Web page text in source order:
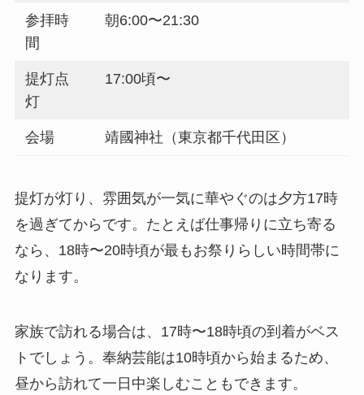
参拝時
間
朝6:00〜21:30
提灯点
灯
17:00頃〜
会場 靖國神社（東京都千代田区）
提灯が灯り、雰囲気が一気に華やぐのは夕方17時
を過ぎてからです。たとえば仕事帰りに立ち寄る
なら、18時〜20時頃が最もお祭りらしい時間帯に
なります。
家族で訪れる場合は、17時〜18時頃の到着がベス
トでしょう。奉納芸能は10時頃から始まるため、
昼から訪れて一日中楽しむこともできます。